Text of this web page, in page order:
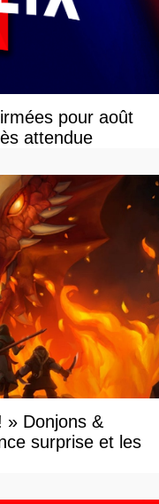
pour août
attendue
» Donjons &
surprise et les